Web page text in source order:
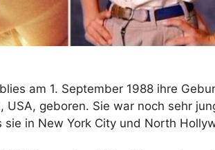
am 1. September 1988 ihre
USA, geboren. Sie war noch sehr
sie in New York City und North